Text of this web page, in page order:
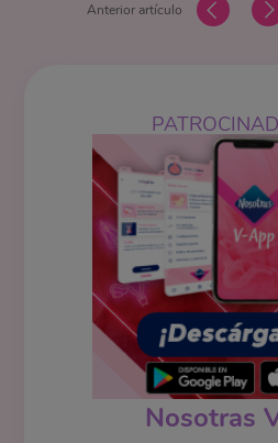
Anterior artículo
Nosotras